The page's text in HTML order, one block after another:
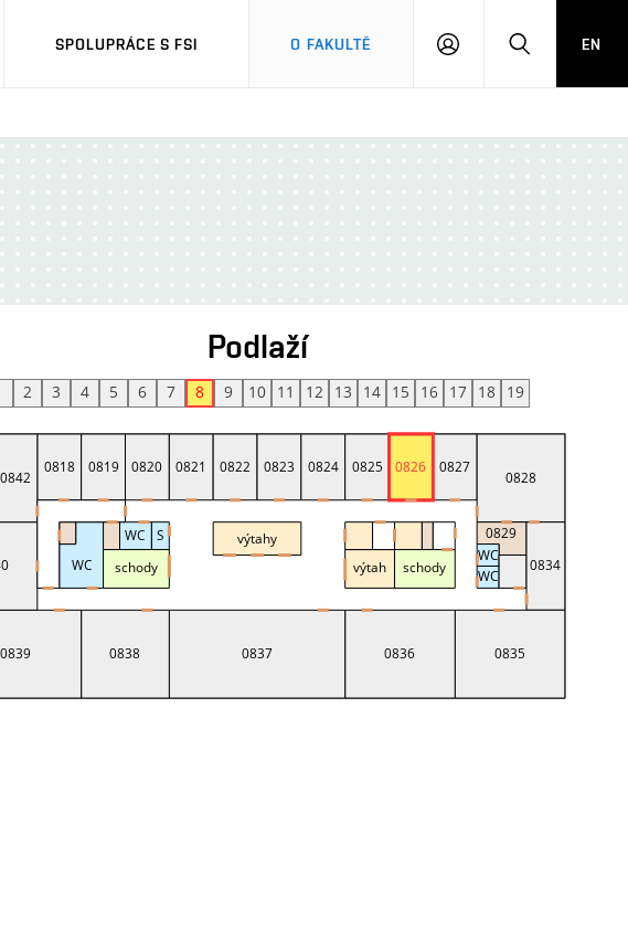
SPOLUPRÁCE S FSI O FAKULTĚ
PŘIHLÁŠENÍHLEDAT
EN
Podlaží
2 3 4 5 6 7 8 9 10 11 12 13 14 15 16 17 18 19